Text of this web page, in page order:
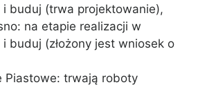
i buduj (trwa projektowanie),
na etapie realizacji w
buduj (złożony jest wniosek o
Piastowe: trwają roboty